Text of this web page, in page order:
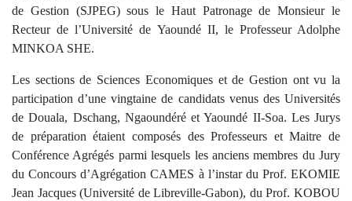
de Gestion (SJPEG) sous le Haut Patronage de Monsieur le
Recteur de l’Université de Yaoundé II, le Professeur Adolphe
MINKOA SHE.
Les sections de Sciences Economiques et de Gestion ont vu la
participation d’une vingtaine de candidats venus des Universités
de Douala, Dschang, Ngaoundéré et Yaoundé II-Soa. Les Jurys
de préparation étaient composés des Professeurs et Maitre de
Conférence Agrégés parmi lesquels les anciens membres du Jury
du Concours d’Agrégation CAMES à l’instar du Prof. EKOMIE
Jean Jacques (Université de Libreville-Gabon), du Prof. KOBOU